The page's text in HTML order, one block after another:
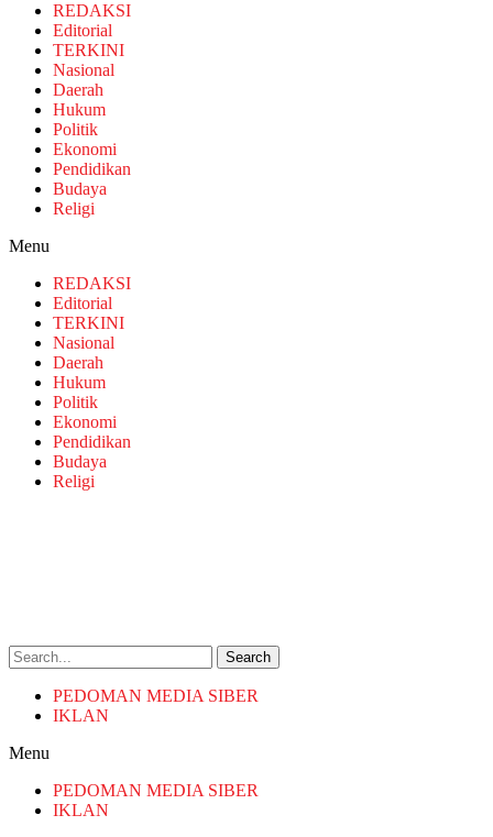
REDAKSI
Editorial
TERKINI
Nasional
Daerah
Hukum
Politik
Ekonomi
Pendidikan
Budaya
Religi
Menu
REDAKSI
Editorial
TERKINI
Nasional
Daerah
Hukum
Politik
Ekonomi
Pendidikan
Budaya
Religi
Search
PEDOMAN MEDIA SIBER
IKLAN
Menu
PEDOMAN MEDIA SIBER
IKLAN